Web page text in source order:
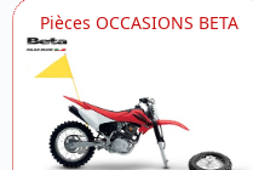
Pièces OCCASIONS BETA